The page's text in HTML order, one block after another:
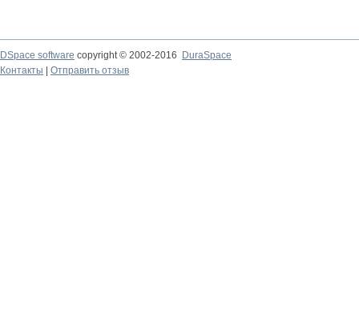
DSpace software copyright © 2002-2016
DuraSpace
Контакты
Отправить отзыв